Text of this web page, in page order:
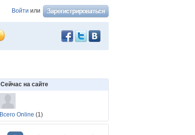
Войти или
Сейчас на сайте
Всего Online (1)